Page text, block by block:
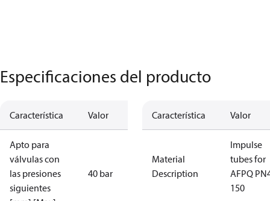
Especificaciones del producto
Característica Valor
Apto para
válvulas con
las presiones
siguientes
40 bar
Característica Valor
Material
Description
Impulse
tubes for
AFPQ
150